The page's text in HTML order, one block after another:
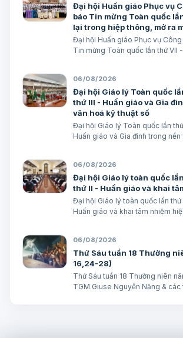
Đại hội Huấn giáo Phục vụ
báo Tin mừng Toàn quốc
lại trong hiệp thông, mở ra
mới cho công cuộc huấn
Đại hội Huấn giáo Phục vụ
Tin mừng Toàn quốc lần thứ VII
Minh
06/08/2026
Đại hội Giáo lý Toàn quốc
thứ III - Huấn giáo và Gia
văn hoá kỹ thuật số
Đại hội Giáo lý Toàn quốc lần
Huấn giáo và Gia đình trong
06/08/2026
Đại hội Giáo lý toàn quốc
thứ II - Huấn giáo và khai
Đại hội Giáo lý toàn quốc lần thứ
Huấn giáo và khai tâm nhiệm
06/08/2026
Thứ Sáu tuần 18 Thường
16,24-28)
Thứ Sáu tuần 18 Thường niên
TGM Giuse Nguyễn Năng &